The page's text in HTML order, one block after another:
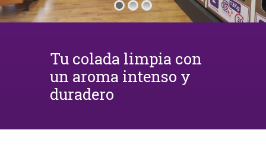
Tu colada limpia con
un aroma intenso y
duradero